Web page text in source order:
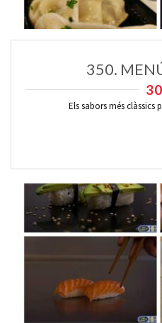
350.
Els sabors més clàssics